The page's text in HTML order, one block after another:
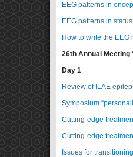
EEG patterns in
EEG patterns in
How to write the
26th Annual Meeting
Day 1
Review of ILAE
Symposium
Cutting-edge
Cutting-edge
Issues for